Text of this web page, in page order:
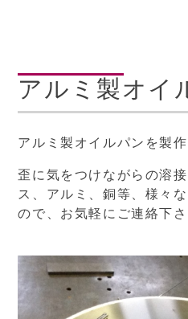
アルミ製オイ
アルミ製オイルパンを製作
歪に気をつけながらの溶
ス、アルミ、銅等、様々
ので、お気軽にご連絡下さ